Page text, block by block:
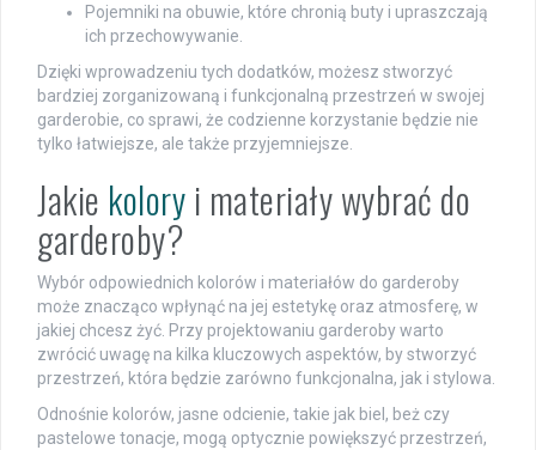
Pojemniki na obuwie, które chronią buty i upraszczają
ich przechowywanie.
Dzięki wprowadzeniu tych dodatków, możesz stworzyć
bardziej zorganizowaną i funkcjonalną przestrzeń w swojej
garderobie, co sprawi, że codzienne korzystanie będzie nie
tylko łatwiejsze, ale także przyjemniejsze.
Jakie kolory i materiały wybrać do
garderoby?
Wybór odpowiednich kolorów i materiałów do garderoby
może znacząco wpłynąć na jej estetykę oraz atmosferę, w
jakiej chcesz żyć. Przy projektowaniu garderoby warto
zwrócić uwagę na kilka kluczowych aspektów, by stworzyć
przestrzeń, która będzie zarówno funkcjonalna, jak i stylowa.
Odnośnie kolorów, jasne odcienie, takie jak biel, beż czy
pastelowe tonacje, mogą optycznie powiększyć przestrzeń,